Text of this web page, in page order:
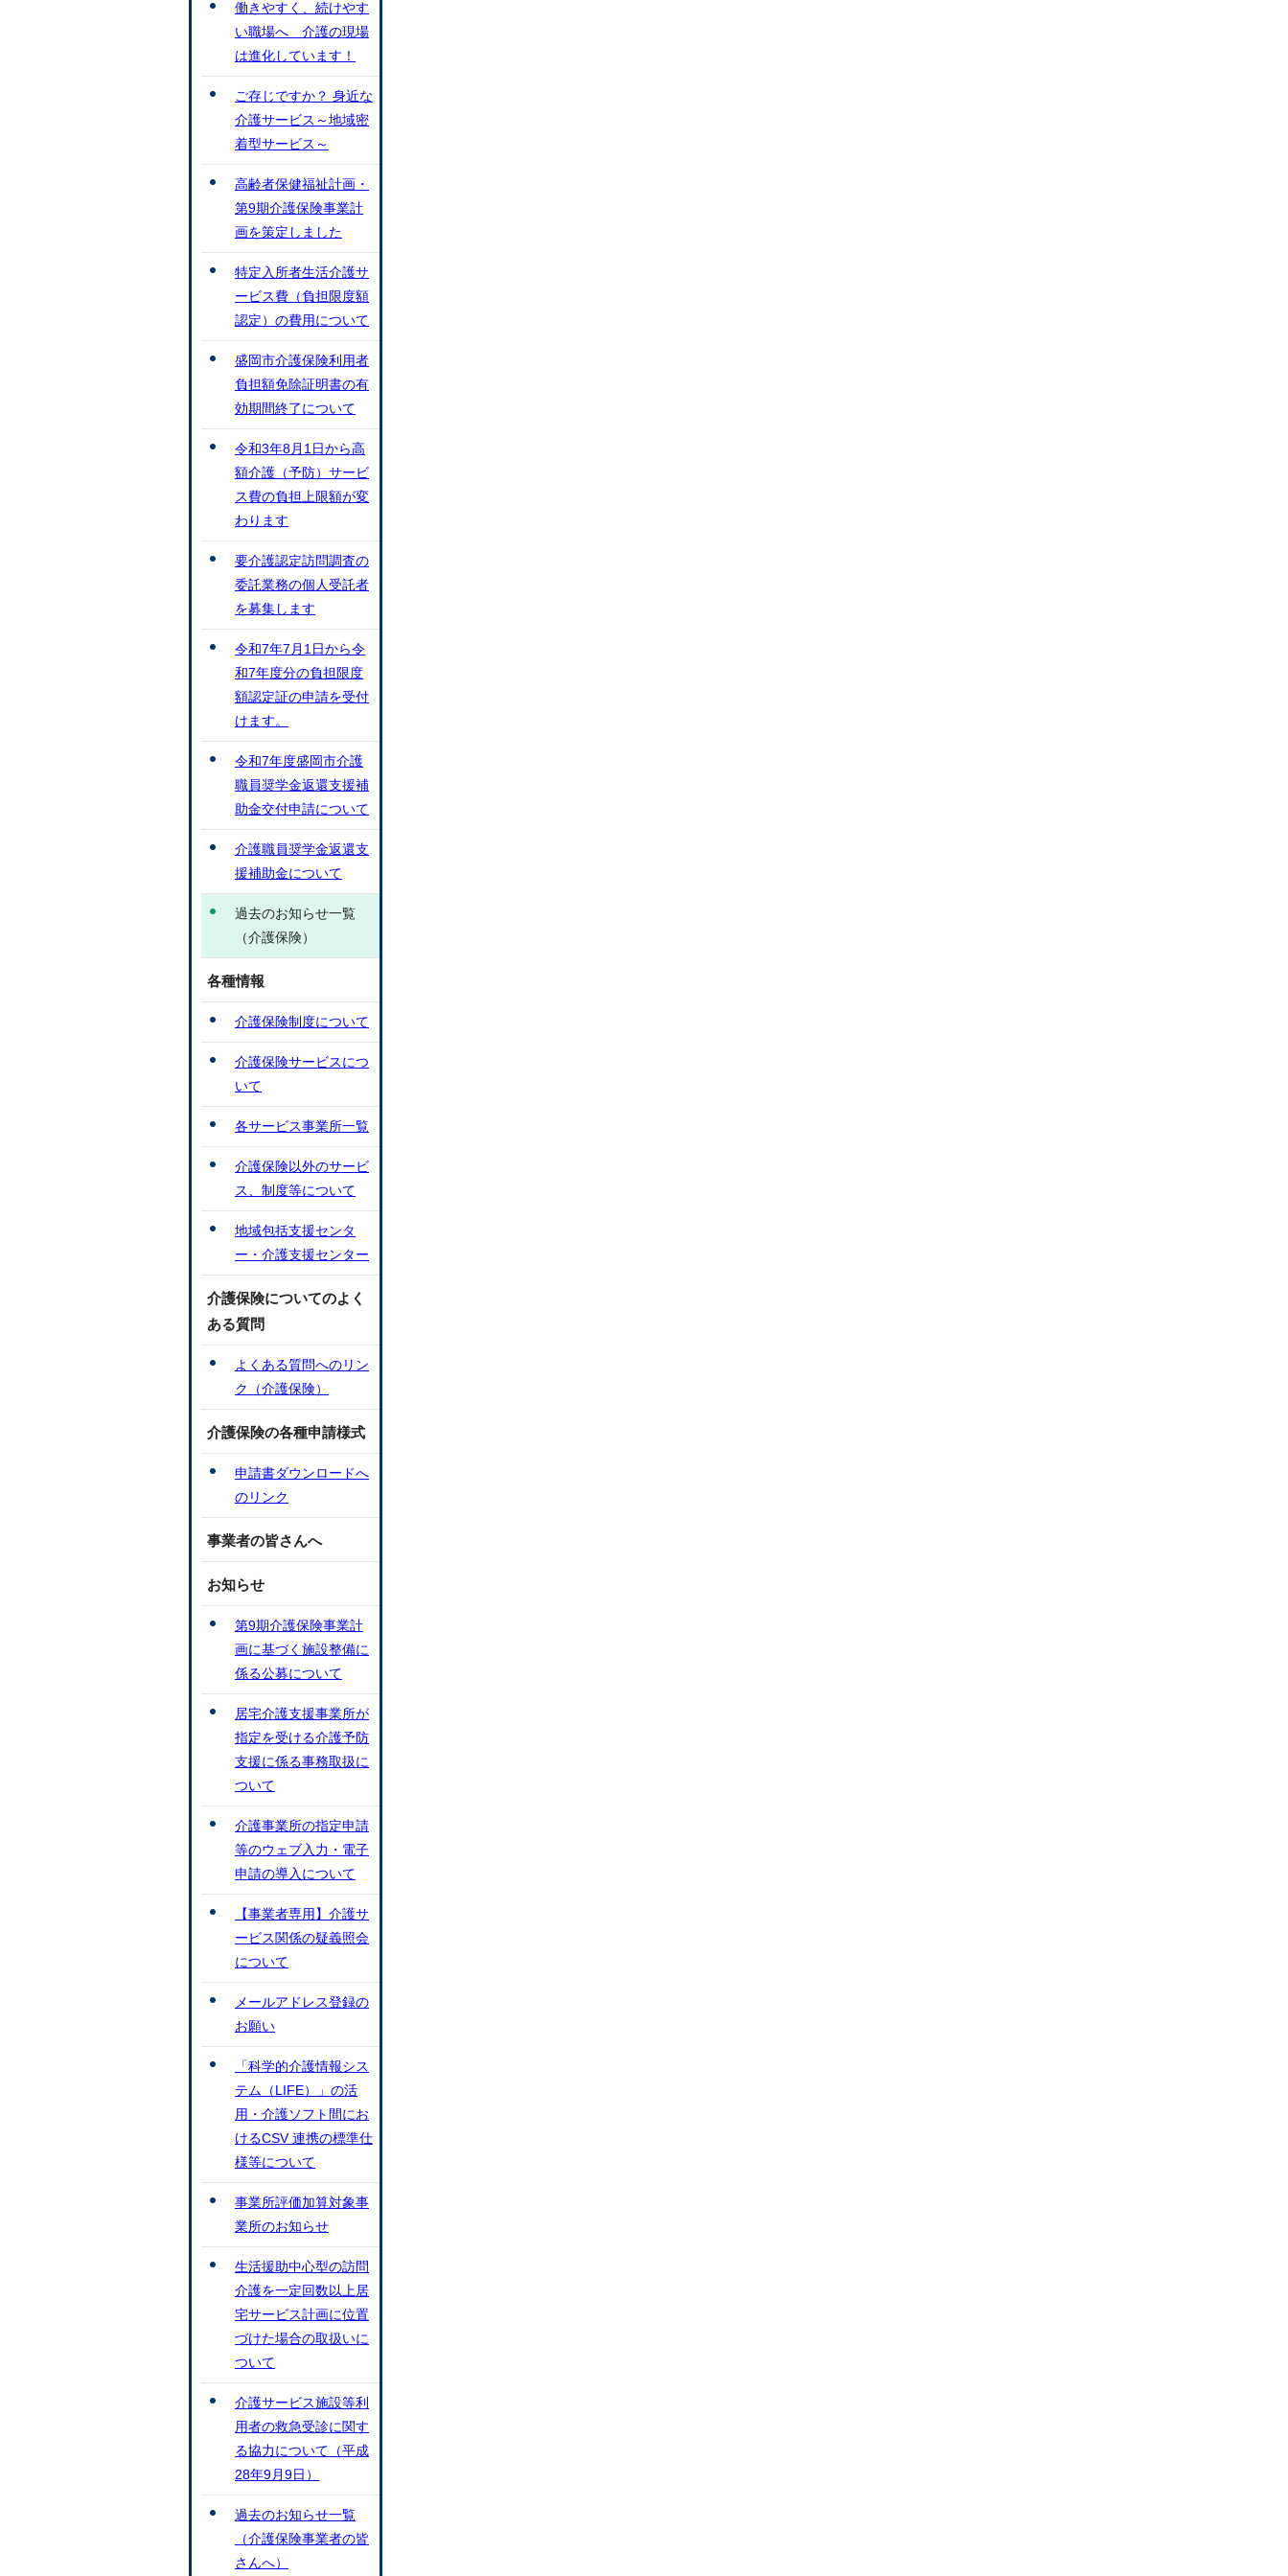
働きやすく、続けやす
い職場へ 介護の現場
は進化しています！
ご存じですか？ 身近な
介護サービス～地域密
着型サービス～
高齢者保健福祉計画・
第9期介護保険事業計
画を策定しました
特定入所者生活介護サ
ービス費（負担限度額
認定）の費用について
盛岡市介護保険利用者
負担額免除証明書の有
効期間終了について
令和3年8月1日から高
額介護（予防）サービ
ス費の負担上限額が変
わります
要介護認定訪問調査の
委託業務の個人受託者
を募集します
令和7年7月1日から令
和7年度分の負担限度
額認定証の申請を受付
けます。
令和7年度盛岡市介護
職員奨学金返還支援補
助金交付申請について
介護職員奨学金返還支
援補助金について
過去のお知らせ一覧
（介護保険）
各種情報
介護保険制度について
介護保険サービスにつ
いて
各サービス事業所一覧
介護保険以外のサービ
ス、制度等について
地域包括支援センタ
ー・介護支援センター
介護保険についてのよく
ある質問
よくある質問へのリン
ク（介護保険）
介護保険の各種申請様式
申請書ダウンロードへ
のリンク
事業者の皆さんへ
お知らせ
第9期介護保険事業計
画に基づく施設整備に
係る公募について
居宅介護支援事業所が
指定を受ける介護予防
支援に係る事務取扱に
ついて
介護事業所の指定申請
等のウェブ⼊⼒・電⼦
申請の導⼊について
【事業者専用】介護サ
ービス関係の疑義照会
について
メールアドレス登録の
お願い
「科学的介護情報シス
テム（LIFE）」の活
用・介護ソフト間にお
けるCSV 連携の標準仕
様等について
事業所評価加算対象事
業所のお知らせ
生活援助中心型の訪問
介護を一定回数以上居
宅サービス計画に位置
づけた場合の取扱いに
ついて
介護サービス施設等利
用者の救急受診に関す
る協力について（平成
28年9月9日）
過去のお知らせ一覧
（介護保険事業者の皆
さんへ）